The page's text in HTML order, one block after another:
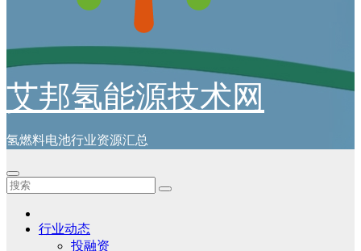
艾邦氢能源技术网
氢燃料电池行业资源汇总
行业动态
投融资